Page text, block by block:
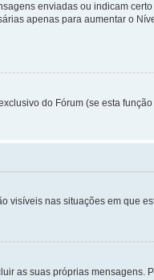
enviadas ou indicam
apenas para aumentar o
do Fórum (se esta
visíveis nas situações em que
as suas próprias